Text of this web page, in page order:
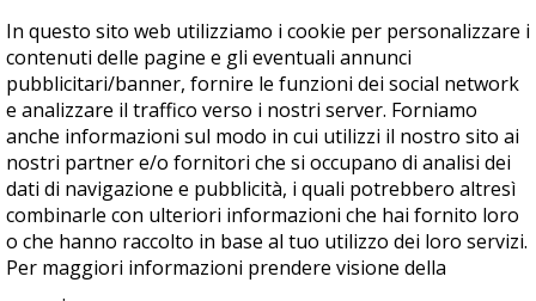
In questo sito web utilizziamo i cookie per personalizzare i
contenuti delle pagine e gli eventuali annunci
pubblicitari/banner, fornire le funzioni dei social network
e analizzare il traffico verso i nostri server. Forniamo
anche informazioni sul modo in cui utilizzi il nostro sito ai
nostri partner e/o fornitori che si occupano di analisi dei
dati di navigazione e pubblicità, i quali potrebbero altresì
combinarle con ulteriori informazioni che hai fornito loro
o che hanno raccolto in base al tuo utilizzo dei loro servizi.
Per maggiori informazioni prendere visione della
.
ASD Let's Sport - Via T. Olivelli 3, 25014 Castenedolo (BS) - P. Iva:
04278030988
© Copyright 2015 | All Rights Reserved - Powered byDynDevice
Privacy Policy Cookie Policy Accessibilità Sitemap